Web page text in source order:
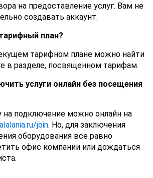
на предоставление услуг. Вам не
создавать аккаунт.
план?
тарифном плане можно найти
в разделе, посвященном тарифам.
услуги онлайн без посещения
на подключение можно онлайн на
join. Но, для заключения
оборудования все равно
офис компании или дождаться